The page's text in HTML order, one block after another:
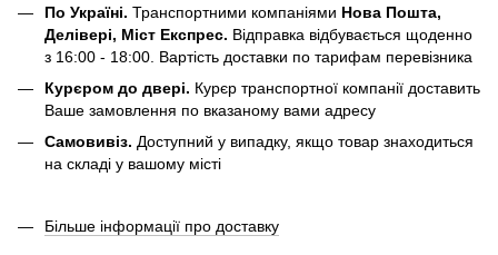
По Україні. Транспортними компаніями Нова Пошта,
Делівері, Міст Експрес. Відправка відбувається щоденно
з 16:00 - 18:00. Вартість доставки по тарифам перевізника
Курєром до двері. Курєр транспортної компанії доставить
Ваше замовлення по вказаному вами адресу
Самовивіз. Доступний у випадку, якщо товар знаходиться
на складі у вашому місті
Більше інформації про доставку